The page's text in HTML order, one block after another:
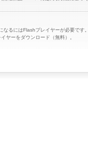
なるにはFlashプレイヤーが必要です
ヤーをダウンロード（無料）。